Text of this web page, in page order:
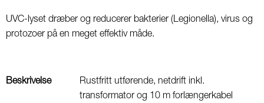
UVC-lyset dræber og reducerer bakterier (Legionella), virus og
protozoer på en meget effektiv måde.
Beskrivelse
Rustfritt utførende, netdrift inkl.
transformator og 10 m forlængerkabel